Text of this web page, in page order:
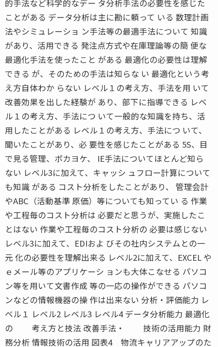
的手法など科学的なデー タ分析手法の必要性を感じた
ことがある データ分析は主に勘に頼って いる 数理計画
法やシミュレーショ ン手法等の最適手法について 知識
があり、活用できる 発注点方式や在庫理論等の簡 便な
最適化手法を使ったこと がある 最適化の必要性は理解
できる が、そのための手法は知らな い 最適化という考
え方自体わか らない レベル１の考え方、手法を用 いて
改善効果を出した経験が あり、部下に指導できる レベ
ル１の考え方、手法につ いて一般的な知識を持ち、活
用したことがある レベル１の考え方、手法につ いて、
聞いたことがあり、必 要性を感じたことがある 5S、目
で見る管理、ポカヨケ、 IE手法についてほとんど知ら
ない レベル3に加えて、キャッシ ュフロー計算について
も知識 がある コスト分析をしたことがあり、 管理会計
やABC（活動基準 原価）等についても知ってい る 作業
や工程毎のコスト分析は 必要だと思うが、実施したこ
とはない 作業や工程毎のコスト分析の 必要は感じない
レベル3に加えて、EDIおよ びその社内システムとの一
元 化の必要性を理解出来る レベル2に加えて、EXCEL や
ｅメール等のアプリケーシ ョンも大体こなせる パソコ
ン等を用いて文書作成 等の一応の操作ができる パソコ
ンなどの情報機器の操 作は出来ない 分析・評価能力 レ
ベル１ レベル2 レベル3 レベル4 データ分析能力 最適化
の 考え方と技法 改善手法・ 技術の活用能力 財
務分析 情報技術の活用 図表4 物流キャリアアップのた